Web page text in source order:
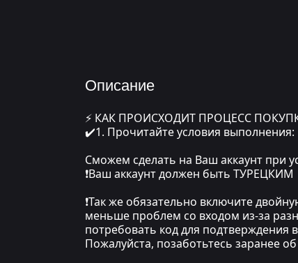
Описание
⚡ КАК ПРОИСХОДИТ ПРОЦЕСС
✔️1. Прочитайте условия выполнения:
Сможем сделать на Ваш аккаунт при
❗Ваш аккаунт должен быть ТУРЕЦКИМ
❗Так же обязательно включите
меньше проблем со входом из-за
потребовать код для подтверждения
Пожалуйста, позаботьтесь заранее